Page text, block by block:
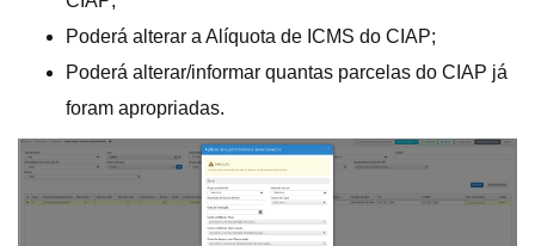
Poderá alterar a Alíquota de ICMS do CIAP;
Poderá alterar/informar quantas parcelas do CIAP já
foram apropriadas.